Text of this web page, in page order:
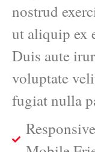
nostrud
ut aliquip ex
Duis aute
voluptate
fugiat nulla